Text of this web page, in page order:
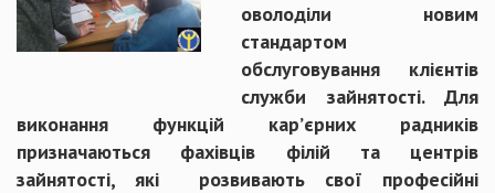
оволоділи новим
стандартом
обслуговування клієнтів
служби зайнятості. Для
виконання функцій кар’єрних радників
призначаються фахівців філій та центрів
зайнятості, які розвивають свої професійні